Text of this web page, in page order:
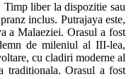
liber la dispozitie sau
inclus. Putrajaya este,
a Malaeziei. Orasul a fost
de mileniul al III-lea,
cu cladiri moderne al
traditionala. Orasul a fost